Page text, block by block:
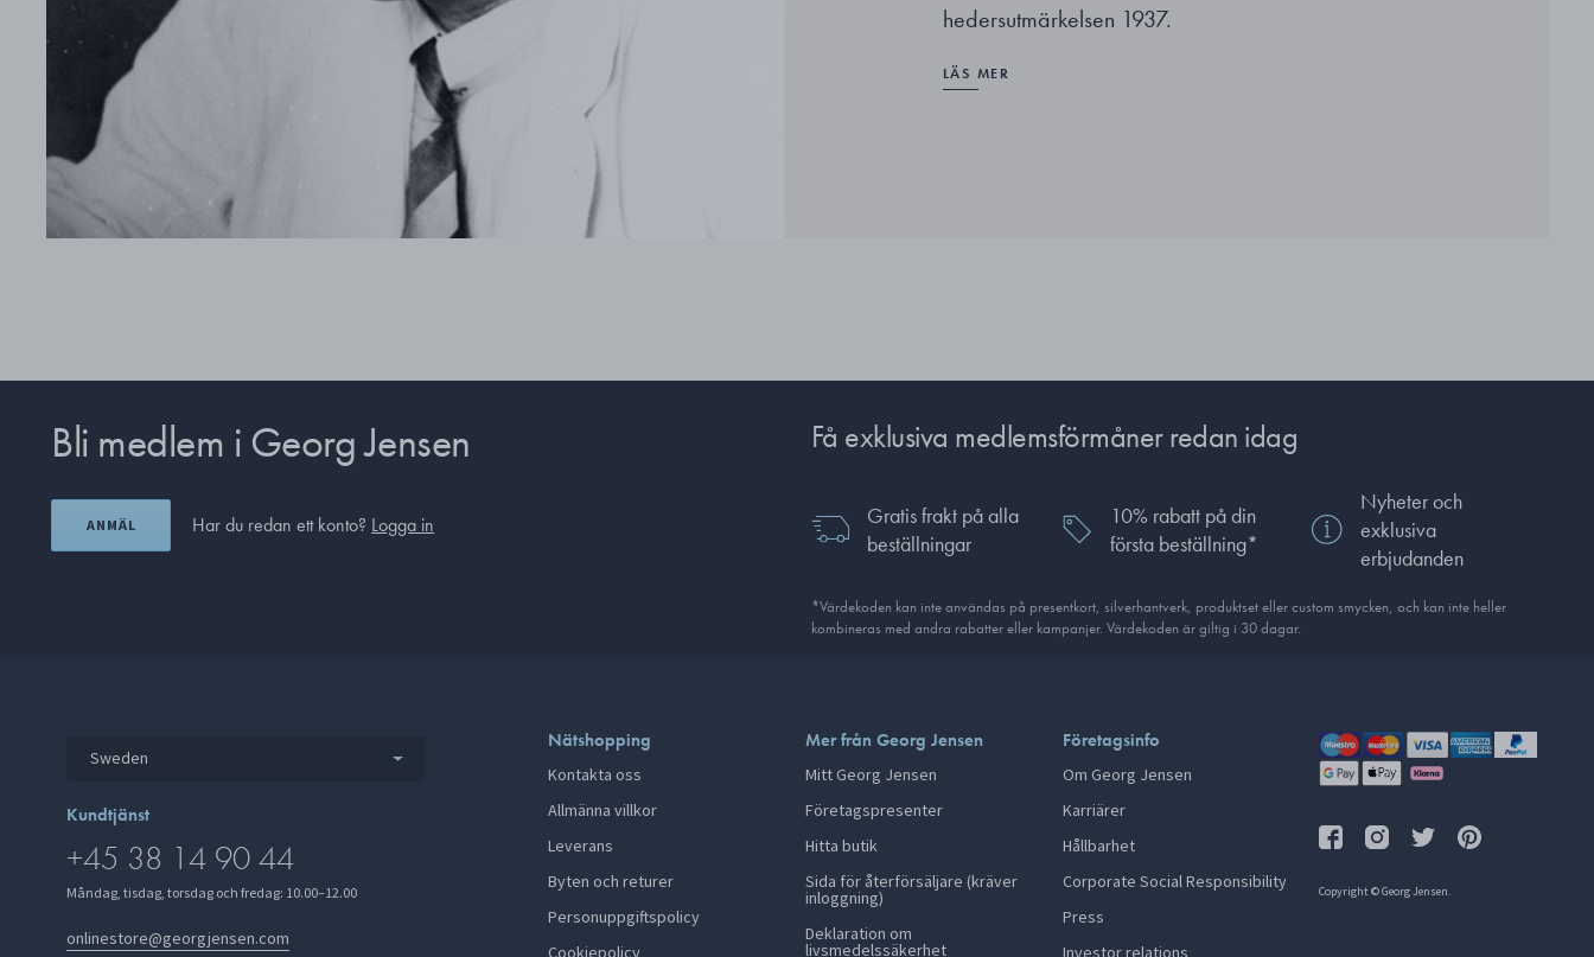
hedersutmärkelsen 1937.
LÄS MER
Bli medlem i Georg Jensen
ANMÄL Har du redan ett konto? Logga in
Få exklusiva medlemsförmåner redan idag
Gratis frakt på alla
beställningar
10% rabatt på din
första beställning*
Nyheter och
exklusiva
erbjudanden
*Värdekoden kan inte användas på presentkort, silverhantverk, produkt­set eller custom smycken, och kan inte heller
kombineras med andra rabatter eller kampanjer. Värdekoden är giltig i 30 dagar.
Sweden
Kundtjänst
+45 38 14 90 44
Måndag, tisdag, torsdag och fredag: 10.00–12.00
onlinestore@georgjensen.com
Nätshopping
Kontakta oss
Allmänna villkor
Leverans
Byten och returer
Personuppgiftspolicy
Cookiepolicy
Mer från Georg Jensen
Mitt Georg Jensen
Företagspresenter
Hitta butik
Sida för återförsäljare (kräver
inloggning)
Deklaration om
livsmedelssäkerhet
Företagsinfo
Om Georg Jensen
Karriärer
Hållbarhet
Corporate Social Responsibility
Press
Investor relations
Copyright © Georg Jensen.